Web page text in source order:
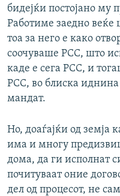
бидејќи постојано му
Работиме заедно
тоа за него е како
соочуваше РСС, што
каде е сега РСС, и
РСС, во блиска
мандат.
Но, доаѓајќи од земја
има и многу
дома, да ги исполнат
почитуваат оние
дел од процесот, не